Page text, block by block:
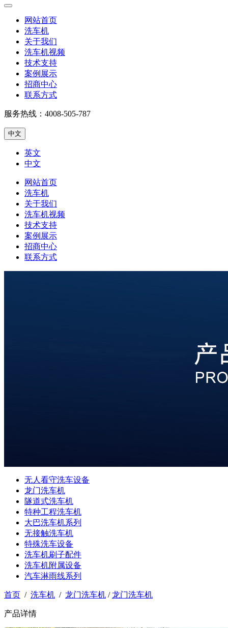
网站首页
洗车机
关于我们
洗车机视频
技术支持
案例展示
招商中心
联系方式
服务热线： 4008-505-787
中文
英文
中文
网站首页
洗车机
关于我们
洗车机视频
技术支持
案例展示
招商中心
联系方式
无人看守洗车设备
龙门洗车机
隧道式洗车机
特种工程洗车机
大巴洗车机系列
无接触洗车机
特殊洗车设备
洗车机刷子配件
洗车机附属设备
汽车淋雨线系列
首页 / 洗车机 / 龙门洗车机 /龙门洗车机
产品详情